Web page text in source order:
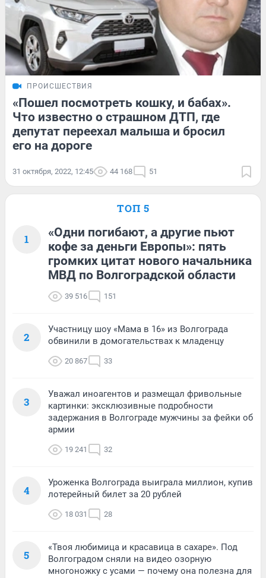
ПРОИСШЕСТВИЯ
«Пошел посмотреть кошку, и бабах».
Что известно о страшном ДТП, где
депутат переехал малыша и бросил
его на дороге
31 октября, 2022, 12:45 44 168 51
ТОП 5
1
«Одни погибают, а другие пьют
кофе за деньги Европы»: пять
громких цитат нового начальника
МВД по Волгоградской области
39 516 151
2
Участницу шоу «Мама в 16» из Волгограда
обвинили в домогательствах к младенцу
20 867 33
3
Уважал иноагентов и размещал фривольные
картинки: эксклюзивные подробности
задержания в Волгограде мужчины за фейки об
армии
19 241 32
4
Уроженка Волгограда выиграла миллион, купив
лотерейный билет за 20 рублей
18 031 28
5
«Твоя любимица и красавица в сахаре». Под
Волгоградом сняли на видео озорную
многоножку с усами — почему она полезна для